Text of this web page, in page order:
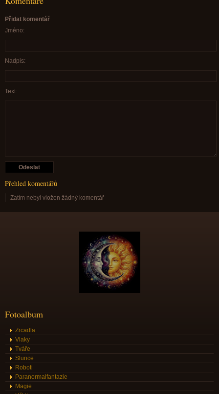
Přidat komentář
Jméno:
Nadpis:
Text:
Přehled komentářů
Zatím nebyl vložen žádný komentář
Fotoalbum
Zrcadla
Vlaky
Tváře
Slunce
Roboti
Paranormalfantazie
Magie